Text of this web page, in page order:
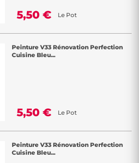
5,50 € Le Pot
Peinture V33 Rénovation Perfection
Cuisine Bleu...
5,50 € Le Pot
Peinture V33 Rénovation Perfection
Cuisine Bleu...